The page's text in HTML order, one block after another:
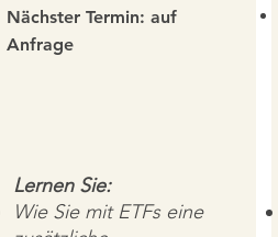
​​Nächster Termin: auf
Anfrage
Lernen Sie:
Wie Sie mit ETFs eine